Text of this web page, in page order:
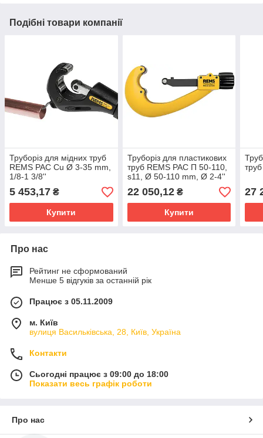
Подібні товари компанії
Труборіз для мідних труб
REMS РАС Cu Ø 3-35 mm,
1/8-1 3/8''
5 453,17 ₴
Купити
Труборіз для пластикових
труб REMS РАС П 50-110,
s11, Ø 50-110 mm, Ø 2-4''
22 050,12₴
Купити
27
Про нас
Рейтинг не сформований
Менше 5 відгуків за останній рік
Працює з 05.11.2009
м. Київ
вулиця Васильківська, 28, Київ, Україна
Контакти
Сьогодні працює з 09:00 до 18:00
Показати весь графік роботи
Про нас